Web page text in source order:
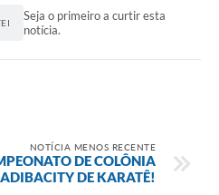
Seja o primeiro a curtir esta
notícia.
NOTÍCIA MENOS RECENTE
DE COLÔNIA
DE KARATÊ!